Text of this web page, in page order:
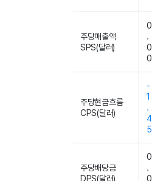
주당매출액
SPS(달러)
0
.
0
0
주당현금흐름
CPS(달러)
-
1
.
4
5
주당배당금
DPS(달러)
0
.
0